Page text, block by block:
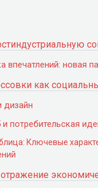
впечатлений: новая
как
дизайн
и потребительская
Ключевые